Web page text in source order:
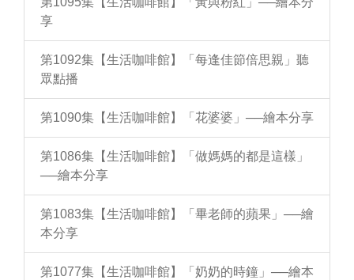
享
第1092集【生活咖啡館】「每逢佳節倍思親」聽
眾點播
第1090集【生活咖啡館】「花婆婆」──繪本分享
第1086集【生活咖啡館】「做媽媽的都是這樣」
──繪本分享
第1083集【生活咖啡館】「畢老師的蘋果」──繪
本分享
第1077集【生活咖啡館】「奶奶的時鐘」──繪本